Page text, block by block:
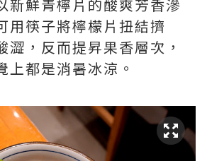
新鮮青檸片的酸爽芳香滲
用筷子將檸檬片扭結擠
澀，反而提昇果香層次，
上都是消暑冰涼。